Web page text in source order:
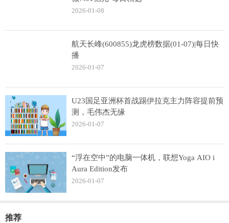
2026-01-08
航天长峰(600855)龙虎榜数据(01-07)|每日快
播
2026-01-07
U23国足亚洲杯首战踢伊拉克主力阵容提前预
测，毛伟杰无缘
2026-01-07
“浮在空中”的电脑一体机，联想Yoga AIO i
Aura Edition发布
2026-01-07
推荐